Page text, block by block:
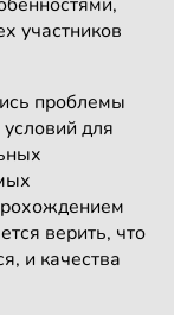
участников
проблемы
для
верить, что
и качества